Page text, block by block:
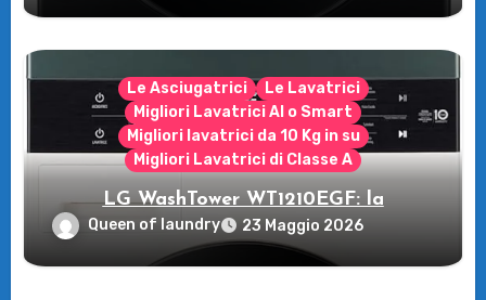
Le Asciugatrici
Le Lavatrici
Migliori Lavatrici AI o Smart
Migliori lavatrici da 10 Kg in su
Migliori Lavatrici di Classe A
LG WashTower WT1210EGF: la
rivoluzione intelligente per il tuo bucato!
Queen of laundry 23 Maggio 2026